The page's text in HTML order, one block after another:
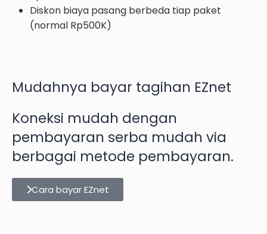
Diskon biaya pasang berbeda tiap paket
(normal Rp500K)
Mudahnya bayar tagihan EZnet
Koneksi mudah dengan
pembayaran serba mudah via
berbagai metode pembayaran.
Cara bayar EZnet